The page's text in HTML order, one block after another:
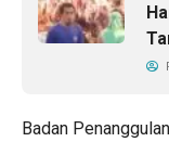
Badan